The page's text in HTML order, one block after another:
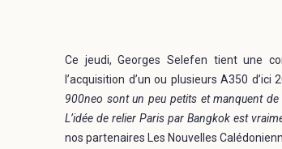
Ce jeudi, Georges Selefen tient une
l’acquisition d’un ou plusieurs A350
900neo sont un peu petits et manquent
L’idée de relier Paris par Bangkok est
nos partenaires Les Nouvelles